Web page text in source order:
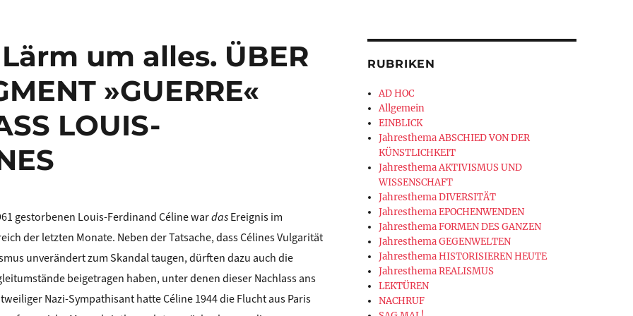
um alles. ÜBER
»GUERRE«
LOUIS-
gestorbenen Louis-Ferdinand Céline wardasEreignis im
der letzten Monate. Neben der Tatsache, dass Célines Vulgarität
unverändert zum Skandal taugen, dürften dazu auch die
beigetragen haben, unter denen dieser Nachlass ans
Nazi-Sympathisant hatte Céline 1944 die Flucht aus Paris
RUBRIKEN
AD HOC
Allgemein
EINBLICK
Jahresthema ABSCHIED VON DER
KÜNSTLICHKEIT
Jahresthema AKTIVISMUS UND
WISSENSCHAFT
Jahresthema DIVERSITÄT
Jahresthema EPOCHENWENDEN
Jahresthema FORMEN DES GANZEN
Jahresthema GEGENWELTEN
Jahresthema HISTORISIEREN HEUTE
Jahresthema REALISMUS
LEKTÜREN
NACHRUF